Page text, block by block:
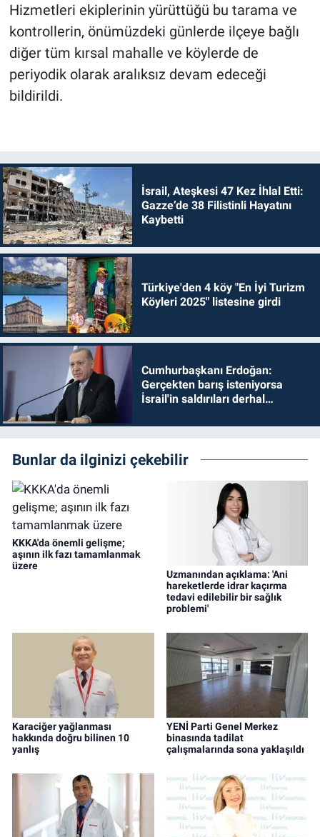
Hizmetleri ekiplerinin yürüttüğü bu tarama ve
kontrollerin, önümüzdeki günlerde ilçeye bağlı
diğer tüm kırsal mahalle ve köylerde de
periyodik olarak aralıksız devam edeceği
bildirildi.
İsrail, Ateşkesi 47 Kez İhlal Etti:
Gazze’de 38 Filistinli Hayatını
Kaybetti
Türkiye'den 4 köy "En İyi Turizm
Köyleri 2025" listesine girdi
Cumhurbaşkanı Erdoğan:
Gerçekten barış isteniyorsa
İsrail'in saldırıları derhal
Bunlar da ilginizi çekebilir
KKKA'da önemli gelişme;
aşının ilk fazı tamamlanmak
üzere
Uzmanından açıklama: 'Ani
hareketlerde idrar kaçırma
tedavi edilebilir bir sağlık
problemi'
Karaciğer yağlanması
hakkında doğru bilinen 10
yanlış
YENİ Parti Genel Merkez
binasında tadilat
çalışmalarında sona yaklaşıldı